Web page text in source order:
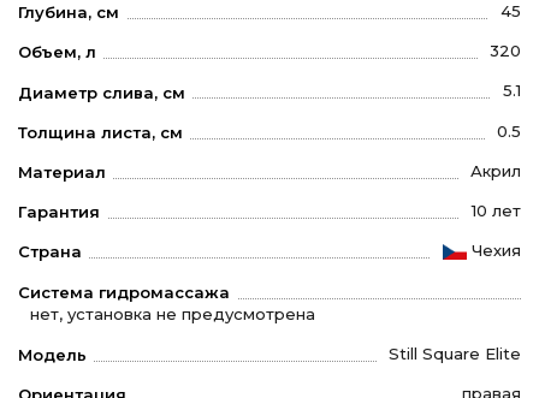
Глубина, см 45
Объем, л 320
Диаметр слива, см 5.1
Толщина листа, см 0.5
Материал Акрил
Гарантия 10 лет
Страна Чехия
Система гидромассажа
нет, установка не предусмотрена
Модель Still Square Elite
Ориентация правая